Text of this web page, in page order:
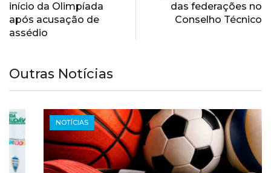
início da Olimpíada
após acusação de
assédio
das federações no
Conselho Técnico
Outras Notícias
NOTÍCIAS